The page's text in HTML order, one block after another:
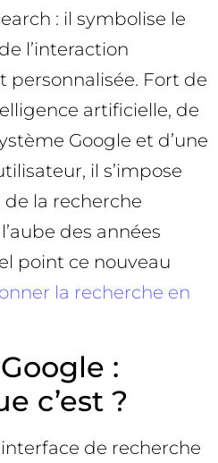
: il symbolise le
l’interaction
personnalisée. Fort de
artificielle, de
Google et d’une
il s’impose
la recherche
des années
point ce nouveau
la recherche en
:
c’est ?
de recherche